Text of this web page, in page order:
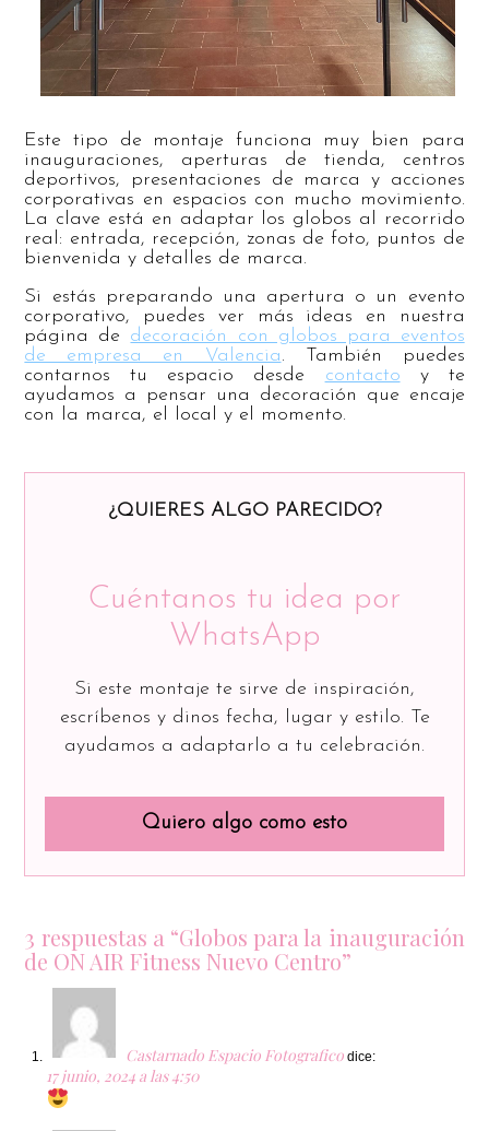
Este tipo de montaje funciona muy bien para
inauguraciones, aperturas de tienda, centros
deportivos, presentaciones de marca y acciones
corporativas en espacios con mucho movimiento.
La clave está en adaptar los globos al recorrido
real: entrada, recepción, zonas de foto, puntos de
bienvenida y detalles de marca.
Si estás preparando una apertura o un evento
corporativo, puedes ver más ideas en nuestra
página de decoración con globos para eventos
de empresa en Valencia. También puedes
contarnos tu espacio desde contacto y te
ayudamos a pensar una decoración que encaje
con la marca, el local y el momento.
¿QUIERES ALGO PARECIDO?
Cuéntanos tu idea por
WhatsApp
Si este montaje te sirve de inspiración,
escríbenos y dinos fecha, lugar y estilo. Te
ayudamos a adaptarlo a tu celebración.
Quiero algo como esto
3 respuestas a “Globos para la inauguración
de ON AIR Fitness Nuevo Centro”
Castarnado Espacio Fotografico dice:
17 junio, 2024 a las 4:50